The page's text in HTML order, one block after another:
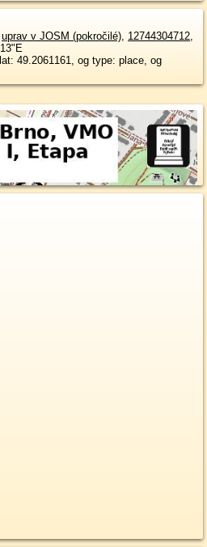
uprav v JOSM (pokročilé), 12744304712,
49.2061161, og type: place, og